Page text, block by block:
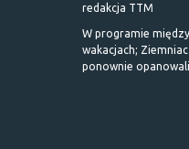
redakcja TTM
W programie
wakacjach;
ponownie